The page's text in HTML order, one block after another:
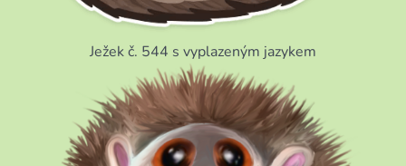
Ježek č. 544 s vyplazeným jazykem